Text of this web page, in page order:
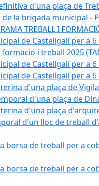
d'una plaça de
la brigada municipal -
TREBALL I
de Castellgalí per a 6
i treball 2025
de Castellgalí per a 6
de Castellgalí per a 6
d'una plaça de
d'una plaça de
d'una plaça
d'un lloc de treball
borsa de treball per a
borsa de treball per a